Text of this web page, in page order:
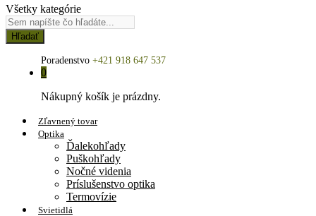
Všetky kategórie
Hľadať
Poradenstvo +421 918 647 537
0
Nákupný košík je prázdny.
Zľavnený tovar
Optika
Ďalekohľady
Puškohľady
Nočné videnia
Príslušenstvo optika
Termovízie
Svietidlá